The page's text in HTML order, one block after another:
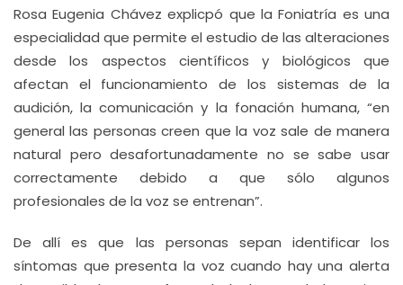
Rosa Eugenia Chávez explicpó que la Foniatría es una
especialidad que permite el estudio de las alteraciones
desde los aspectos científicos y biológicos que
afectan el funcionamiento de los sistemas de la
audición, la comunicación y la fonación humana, “en
general las personas creen que la voz sale de manera
natural pero desafortunadamente no se sabe usar
correctamente debido a que sólo algunos
profesionales de la voz se entrenan”.
De allí es que las personas sepan identificar los
síntomas que presenta la voz cuando hay una alerta